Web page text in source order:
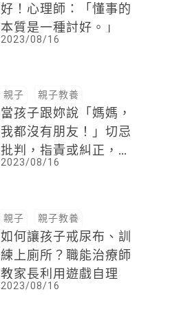
好！心理師：「懂事的
本質是一種討好。」
2023/08/16
親子 親子教養
當孩子跟妳說「媽媽，
我都沒有朋友！」切忌
批判，指責或糾正，尤
其「這句話」最不應該
2023/08/16
親子 親子教養
如何讓孩子戒尿布、訓
練上廁所？職能治療師
教家長利用遊戲自理
2023/08/16